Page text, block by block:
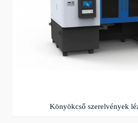
Könyökcső szerelvények